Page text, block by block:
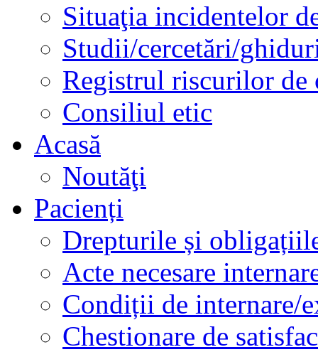
Situaţia incidentelor
Studii/cercetări/
Registrul riscurilor de
Consiliul etic
Acasă
Noutăţi
Pacienți
Drepturile și
Acte necesare
Condiții de internare/
Chestionare de